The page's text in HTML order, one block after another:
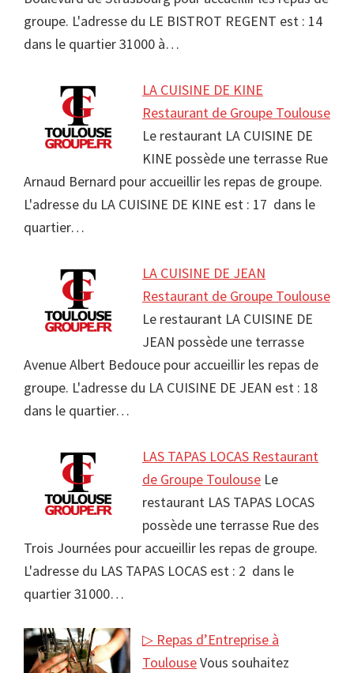
groupe. L'adresse du LE BISTROT REGENT est : 14
dans le quartier 31000 à…
LA CUISINE DE KINE
Restaurant de Groupe Toulouse
Le restaurant LA CUISINE DE
KINE possède une terrasse Rue
Arnaud Bernard pour accueillir les repas de groupe.
L'adresse du LA CUISINE DE KINE est : 17 dans le
quartier…
LA CUISINE DE JEAN
Restaurant de Groupe Toulouse
Le restaurant LA CUISINE DE
JEAN possède une terrasse
Avenue Albert Bedouce pour accueillir les repas de
groupe. L'adresse du LA CUISINE DE JEAN est : 18
dans le quartier…
LAS TAPAS LOCAS Restaurant
de Groupe Toulouse Le
restaurant LAS TAPAS LOCAS
possède une terrasse Rue des
Trois Journées pour accueillir les repas de groupe.
L'adresse du LAS TAPAS LOCAS est : 2 dans le
quartier 31000…
▷ Repas d’Entreprise à
ToulouseVous souhaitez